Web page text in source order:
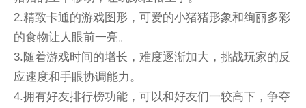
2.精致卡通的游戏图形，可爱的小猪猪形象和绚丽多彩
的食物让人眼前一亮。
3.随着游戏时间的增长，难度逐渐加大，挑战玩家的反
应速度和手眼协调能力。
4.拥有好友排行榜功能，可以和好友们一较高下，争夺